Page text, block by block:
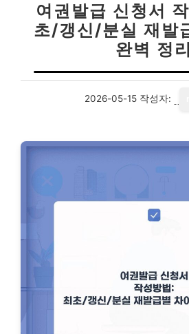
여권발급 신청서
초/갱신/분실 재발
완벽 정리
2026-05-15 작성자: